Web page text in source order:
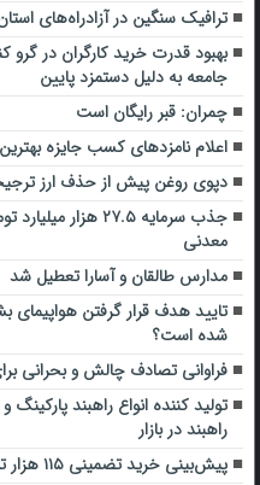
ترافیک سنگین در آزادراه‌های استان
بهبود قدرت خرید کارگران در گرو
جامعه به دلیل دستمزد پایین
چمران: قبر رایگان است
اعلام نامزدهای کسب جایزه
دپوی روغن پیش از حذف ارز
جذب سرمایه ۲۷.۵
معدنی
مدارس طالقان و آسارا تعطیل شد
تایید هدف قرار گرفتن هواپیمای
شده است؟
فراوانی تصادف چالش و بحرانی
تولید کننده انواع راهبند
راهبند در بازار
پیش‌بینی خرید تضمینی ۱۱۵ هزار تن گندم در مازندران